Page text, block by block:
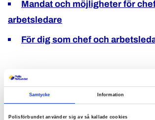
Samtycke Information
Polisförbundet använder sig av så kallade cookies
Mandat och möjligheter för
arbetsledare
För dig som chef och
Peter Sjögren